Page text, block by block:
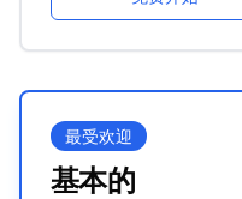
最受欢迎
基本的